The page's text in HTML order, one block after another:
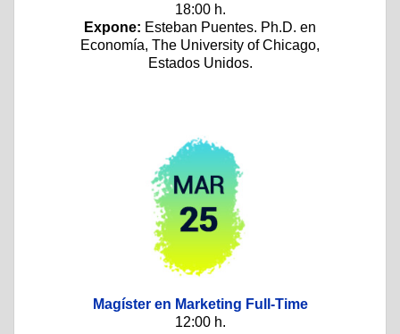
18:00 h.
Expone: Esteban Puentes. Ph.D. en
Economía, The University of Chicago,
Estados Unidos.
Magíster en Marketing Full-Time
12:00 h.